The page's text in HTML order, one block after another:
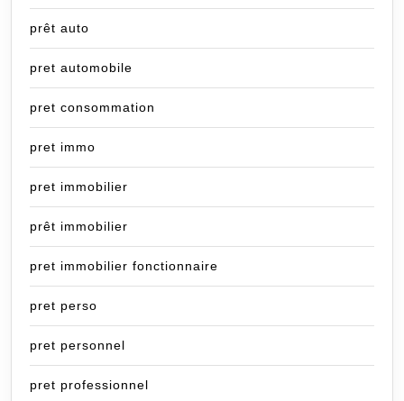
prêt auto
pret automobile
pret consommation
pret immo
pret immobilier
prêt immobilier
pret immobilier fonctionnaire
pret perso
pret personnel
pret professionnel